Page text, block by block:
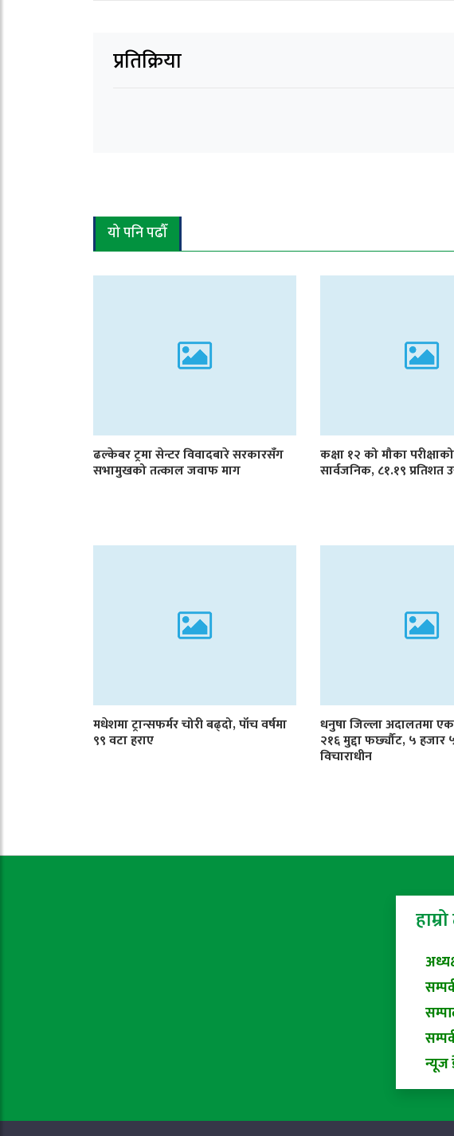
प्रतिक्रिया
यो पनि पढौँ
ढल्केबर ट्रमा सेन्टर विवादबारे सरकारसँग
सभामुखको तत्काल जवाफ माग
कक्षा १२ को मौका
सार्वजनिक, ८१.१९ प्रतिशत
मधेशमा ट्रान्सफर्मर चोरी बढ्दो, पाँच वर्षमा
९९ वटा हराए
धनुषा जिल्ला अदालतमा एक
२१६ मुद्दा फर्छ्यौट, ५
विचाराधीन
न्यूज